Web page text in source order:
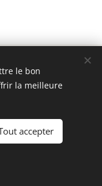
le bon
la meilleure
accepter